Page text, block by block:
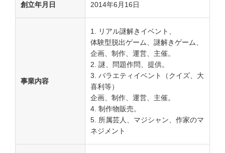
創立年月日 2014年6月16日
事業内容
リアル謎解きイベント、
体験型脱出ゲーム、謎解きゲーム、
企画、制作、運営、主催。
謎、問題作問、提供。
バラエティイベント（クイズ、大
喜利等）
企画、制作、運営、主催。
制作物販売。
所属芸人、マジシャン、作家のマ
ネジメント